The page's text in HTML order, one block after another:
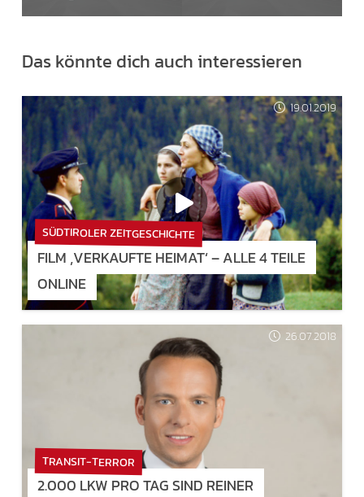
Das könnte dich auch interessieren
19.01.2019
SÜDTIROLER ZEITGESCHICHTE
FILM ‚VERKAUFTE HEIMAT‘ – ALLE 4 TEILE
ONLINE
26.07.2018
TRANSIT-TERROR
2.000 LKW PRO TAG SIND REINER